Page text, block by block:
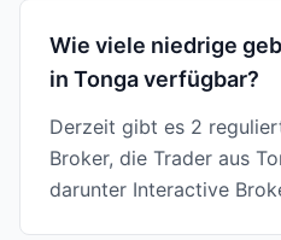
Wie viele niedrige
in Tonga verfügbar?
Derzeit gibt es 2
Broker, die Trader aus
darunter Interactive